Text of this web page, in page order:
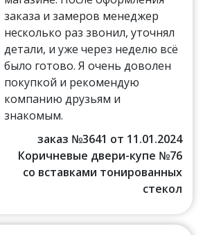
заказа и замеров менеджер
несколько раз звонил, уточнял
детали, и уже через неделю всё
было готово. Я очень доволен
покупкой и рекомендую
компанию друзьям и
знакомым.
заказ №3641 от 11.01.2024
Коричневые двери-купе №76
со вставками тонированных
стекол